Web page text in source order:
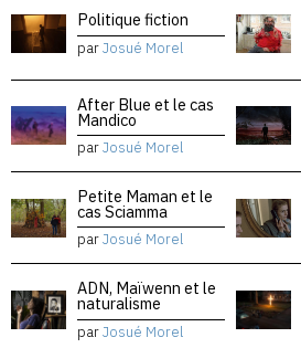
Politique fiction
parJosué Morel
After Blue et le cas
Mandico
parJosué Morel
Petite Maman et le
cas Sciamma
parJosué Morel
ADN, Maïwenn et le
naturalisme
parJosué Morel